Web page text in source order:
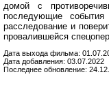
домой с
последующие
расследование и
провалившейся
Дата выхода фильма:
Дата добавления: 03.07.2022
Последнее обновление: